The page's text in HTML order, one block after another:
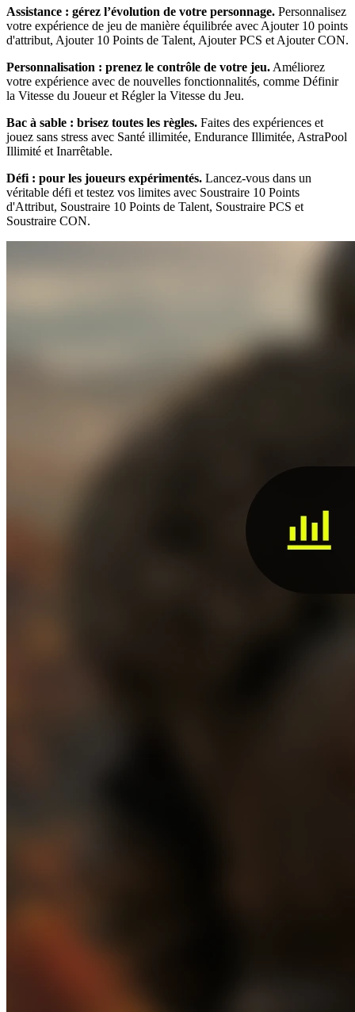
Assistance : gérez l’évolution de votre personnage. Personnalisez
votre expérience de jeu de manière équilibrée avec Ajouter 10 points
d'attribut, Ajouter 10 Points de Talent, Ajouter PCS et Ajouter CON.
Personnalisation : prenez le contrôle de votre jeu. Améliorez
votre expérience avec de nouvelles fonctionnalités, comme Définir
la Vitesse du Joueur et Régler la Vitesse du Jeu.
Bac à sable : brisez toutes les règles. Faites des expériences et
jouez sans stress avec Santé illimitée, Endurance Illimitée, AstraPool
Illimité et Inarrêtable.
Défi : pour les joueurs expérimentés. Lancez-vous dans un
véritable défi et testez vos limites avec Soustraire 10 Points
d'Attribut, Soustraire 10 Points de Talent, Soustraire PCS et
Soustraire CON.